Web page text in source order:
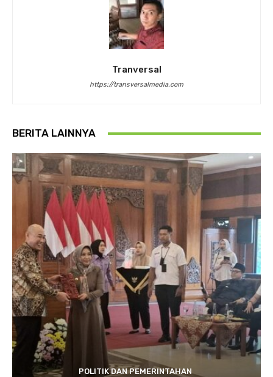
Tranversal
https://transversalmedia.com
BERITA LAINNYA
POLITIK DAN PEMERINTAHAN